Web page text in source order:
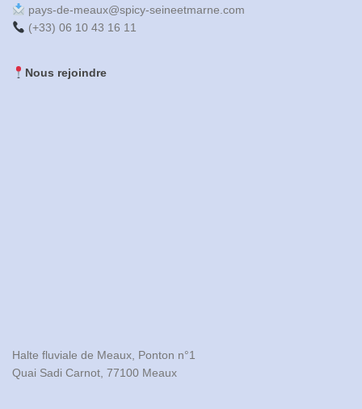
pays-de-meaux@spicy-seineetmarne.com
(+33) 06 10 43 16 11
Nous rejoindre
Halte fluviale de Meaux, Ponton n°1
Quai Sadi Carnot, 77100 Meaux